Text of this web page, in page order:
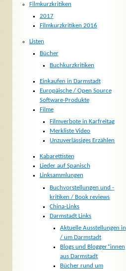
Filmkurzkritiken
2017
Filmkurzkritiken 2016
Listen
Bücher
Buchkurzkritiken
Einkaufen in Darmstadt
Europäische / Open Source
Software-Produkte
Filme
Filmverbote in Karfreitag
Merkliste Video
Unzuverlässiges Erzählen
Kabarettisten
Lieder auf Spanisch
Linksammlungen
Buchvorstellungen und -
kritiken / Book reviews
China-Links
Darmstadt Links
Aktuelle Ausstellungen in
/ um Darmstadt
Blogs und Blogger*innen
aus Darmstadt
Bücher rund um